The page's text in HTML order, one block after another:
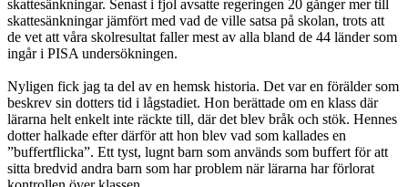
skattesänkningar. Senast i fjol avsatte regeringen 20 gånger mer till
skattesänkningar jämfört med vad de ville satsa på skolan, trots att
de vet att våra skolresultat faller mest av alla bland de 44 länder som
ingår i PISA undersökningen.
Nyligen fick jag ta del av en hemsk historia. Det var en förälder som
beskrev sin dotters tid i lågstadiet. Hon berättade om en klass där
lärarna helt enkelt inte räckte till, där det blev bråk och stök. Hennes
dotter halkade efter därför att hon blev vad som kallades en
”buffertflicka”. Ett tyst, lugnt barn som används som buffert för att
sitta bredvid andra barn som har problem när lärarna har förlorat